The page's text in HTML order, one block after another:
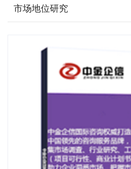
市场地位研究